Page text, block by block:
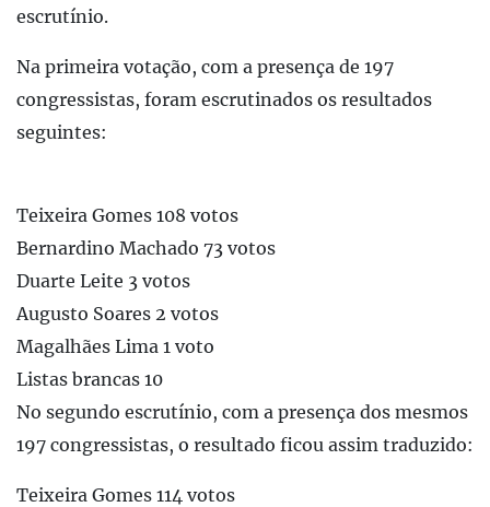
escrutínio.
Na primeira votação, com a presença de 197
congressistas, foram escrutinados os resultados
seguintes:
Teixeira Gomes 108 votos
Bernardino Machado 73 votos
Duarte Leite 3 votos
Augusto Soares 2 votos
Magalhães Lima 1 voto
Listas brancas 10
No segundo escrutínio, com a presença dos mesmos
197 congressistas, o resultado ficou assim traduzido:
Teixeira Gomes 114 votos